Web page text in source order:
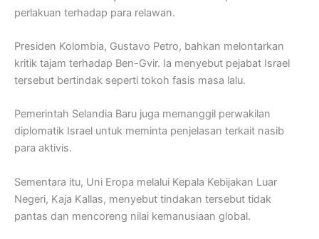
perlakuan terhadap para relawan.
Presiden Kolombia, Gustavo Petro, bahkan melontarkan
kritik tajam terhadap Ben-Gvir. Ia menyebut pejabat Israel
tersebut bertindak seperti tokoh fasis masa lalu.
Pemerintah Selandia Baru juga memanggil perwakilan
diplomatik Israel untuk meminta penjelasan terkait nasib
para aktivis.
Sementara itu, Uni Eropa melalui Kepala Kebijakan Luar
Negeri, Kaja Kallas, menyebut tindakan tersebut tidak
pantas dan mencoreng nilai kemanusiaan global.